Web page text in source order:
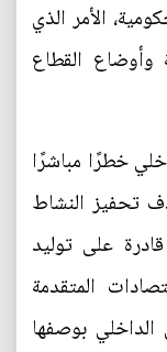
الأمر الذي
وأوضاع القطاع
خطرًا مباشرًا
تحفيز النشاط
على توليد
المتقدمة
بوصفها